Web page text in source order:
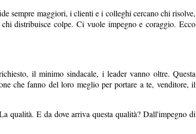
sempre maggiori, i clienti e i colleghi cercano chi risolve,
distribuisce colpe. Ci vuole impegno e coraggio. Ecco
il minimo sindacale, i leader vanno oltre. Questa
che fanno del loro meglio per portare a te, venditore, il
qualità. E da dove arriva questa qualità? Dall'impegno di